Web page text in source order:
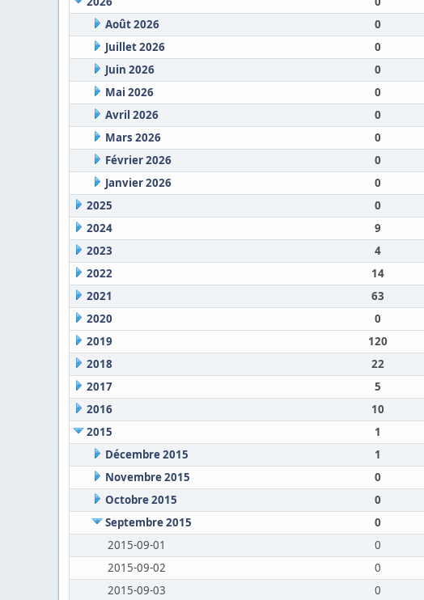
Août 2026
0
Juillet 2026
0
Juin 2026
0
Mai 2026
0
Avril 2026
0
Mars 2026
0
Février 2026
0
Janvier 2026
0
2025
0
2024
9
2023
4
2022
14
2021
63
2020
0
2019
120
2018
22
2017
5
2016
10
2015
1
Décembre 2015
1
Novembre 2015
0
Octobre 2015
0
Septembre 2015
0
2015-09-01
0
2015-09-02
0
2015-09-03
0